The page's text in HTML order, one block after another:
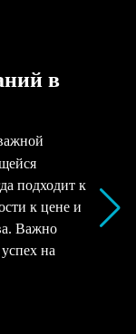
в
подходит к
к цене и
Важно
на